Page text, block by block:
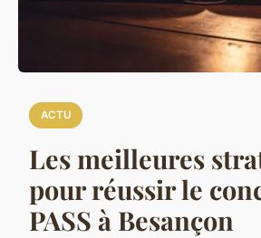
ACTU
Les meilleures
pour réussir le
PASS à Besançon